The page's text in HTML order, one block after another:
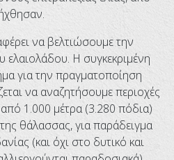
να βελτιώσουμε την
ελαιολάδου. Η συγκεκριμένη
για την πραγματοποίηση
να αναζητήσουμε περιοχές
1.000 μέτρα (3.280 πόδια)
θάλασσας, για παράδειγμα
(και όχι στο δυτικό και